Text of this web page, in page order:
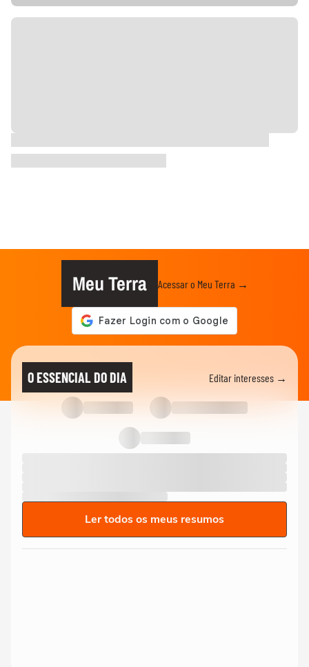
Meu Terra Acessar o Meu Terra →
O ESSENCIAL DO DIA Editar interesses →
Ler todos os meus resumos